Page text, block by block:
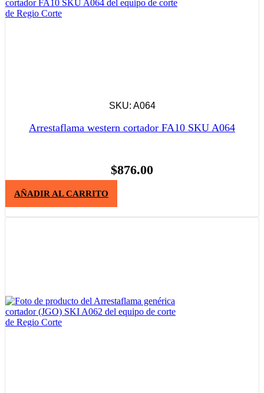
SKU: A064
Arrestaflama western cortador FA10 SKU A064
$876.00
AÑADIR AL CARRITO